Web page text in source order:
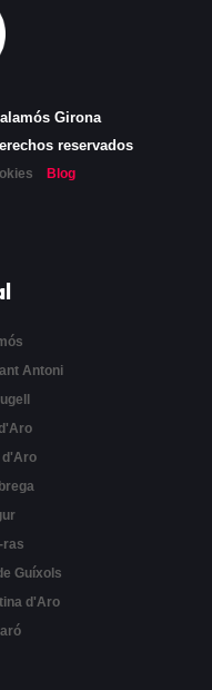
Girona
reservados
Blog
Antoni
d'Aro
ras
Guíxols
d'Aro